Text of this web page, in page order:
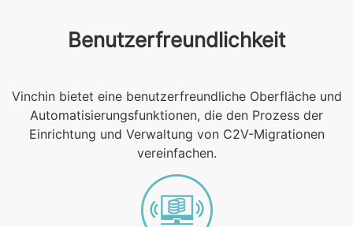
Benutzerfreundlichkeit
Vinchin bietet eine benutzerfreundliche Oberfläche und
Automatisierungsfunktionen, die den Prozess der
Einrichtung und Verwaltung von C2V-Migrationen
vereinfachen.